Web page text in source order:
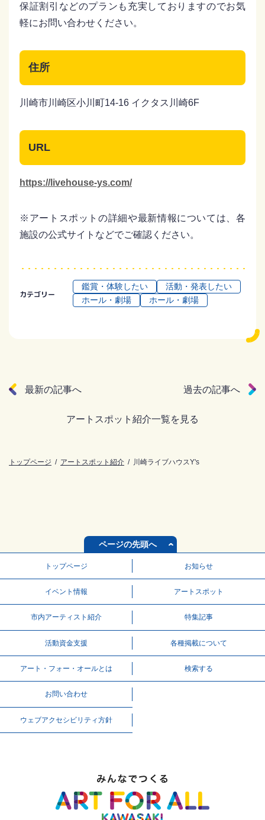
保証割引などのプランも充実しておりますのでお気
軽にお問い合わせください。
住所
川崎市川崎区小川町14-16 イクタス川崎6F
URL
https://livehouse-ys.com/
※アートスポットの詳細や最新情報については、各
施設の公式サイトなどでご確認ください。
カテゴリー
鑑賞・体験したい
活動・発表したい
ホール・劇場
ホール・劇場
最新の記事へ
アートスポット紹介一覧を見る
過去の記事へ
トップページ アートスポット紹介 川崎ライブハウスY's
トップページ お知らせ
イベント情報 アートスポット
市内アーティスト紹介 特集記事
活動資⾦⽀援 各種掲載について
アート・フォー・オールとは 検索する
お問い合わせ
ウェブアクセシビリティ方針
ページの先頭へ